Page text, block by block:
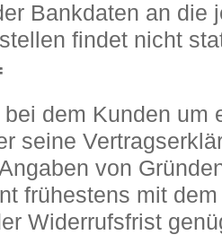
Bankdaten an die
findet nicht
dem Kunden um
seine
von
frühestens mit
Widerrufsfrist